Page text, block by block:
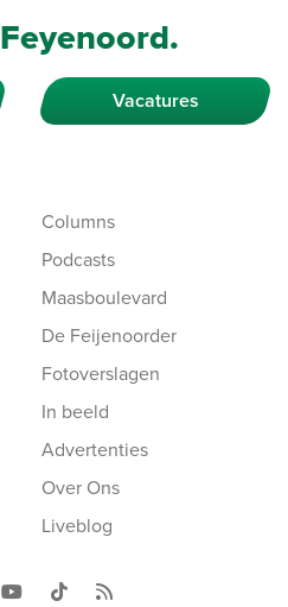
Feyenoord.
Vacatures
Columns
Podcasts
Maasboulevard
De Feijenoorder
Fotoverslagen
In beeld
Advertenties
Over Ons
Liveblog